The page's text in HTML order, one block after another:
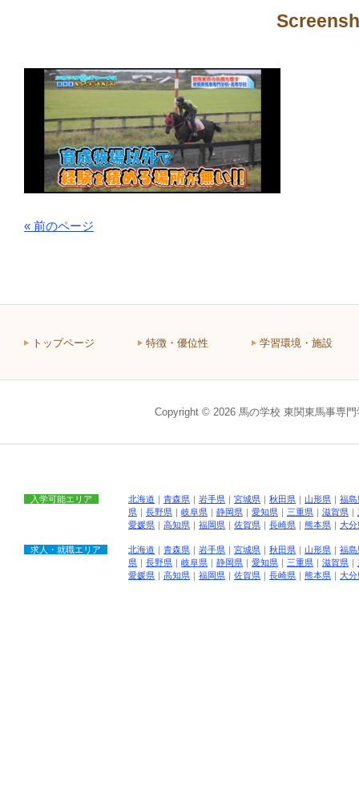
« 前のページ
トップページ 特徴・優位性 学習環境・施設
Copyright © 2026 馬の学校 東関東馬事専
入学可能エリア 北海道 ｜ 青森県 ｜ 岩手県 ｜ 宮城県 ｜ 秋田県 ｜ 山形県 ｜ 福島
県 ｜ 長野県 ｜ 岐阜県 ｜ 静岡県 ｜ 愛知県 ｜ 三重県 ｜ 滋賀県 ｜
愛媛県 ｜ 高知県 ｜ 福岡県 ｜ 佐賀県 ｜ 長崎県 ｜ 熊本県 ｜ 大分
求人・就職エリア 北海道 ｜ 青森県 ｜ 岩手県 ｜ 宮城県 ｜ 秋田県 ｜ 山形県 ｜ 福島
県 ｜ 長野県 ｜ 岐阜県 ｜ 静岡県 ｜ 愛知県 ｜ 三重県 ｜ 滋賀県 ｜
愛媛県 ｜ 高知県 ｜ 福岡県 ｜ 佐賀県 ｜ 長崎県 ｜ 熊本県 ｜ 大分